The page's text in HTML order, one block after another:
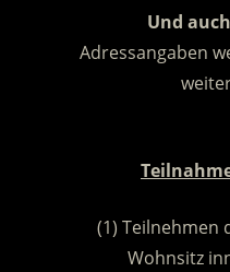
Und
Adressangaben
(1) Teilnehmen
Wohnsitz